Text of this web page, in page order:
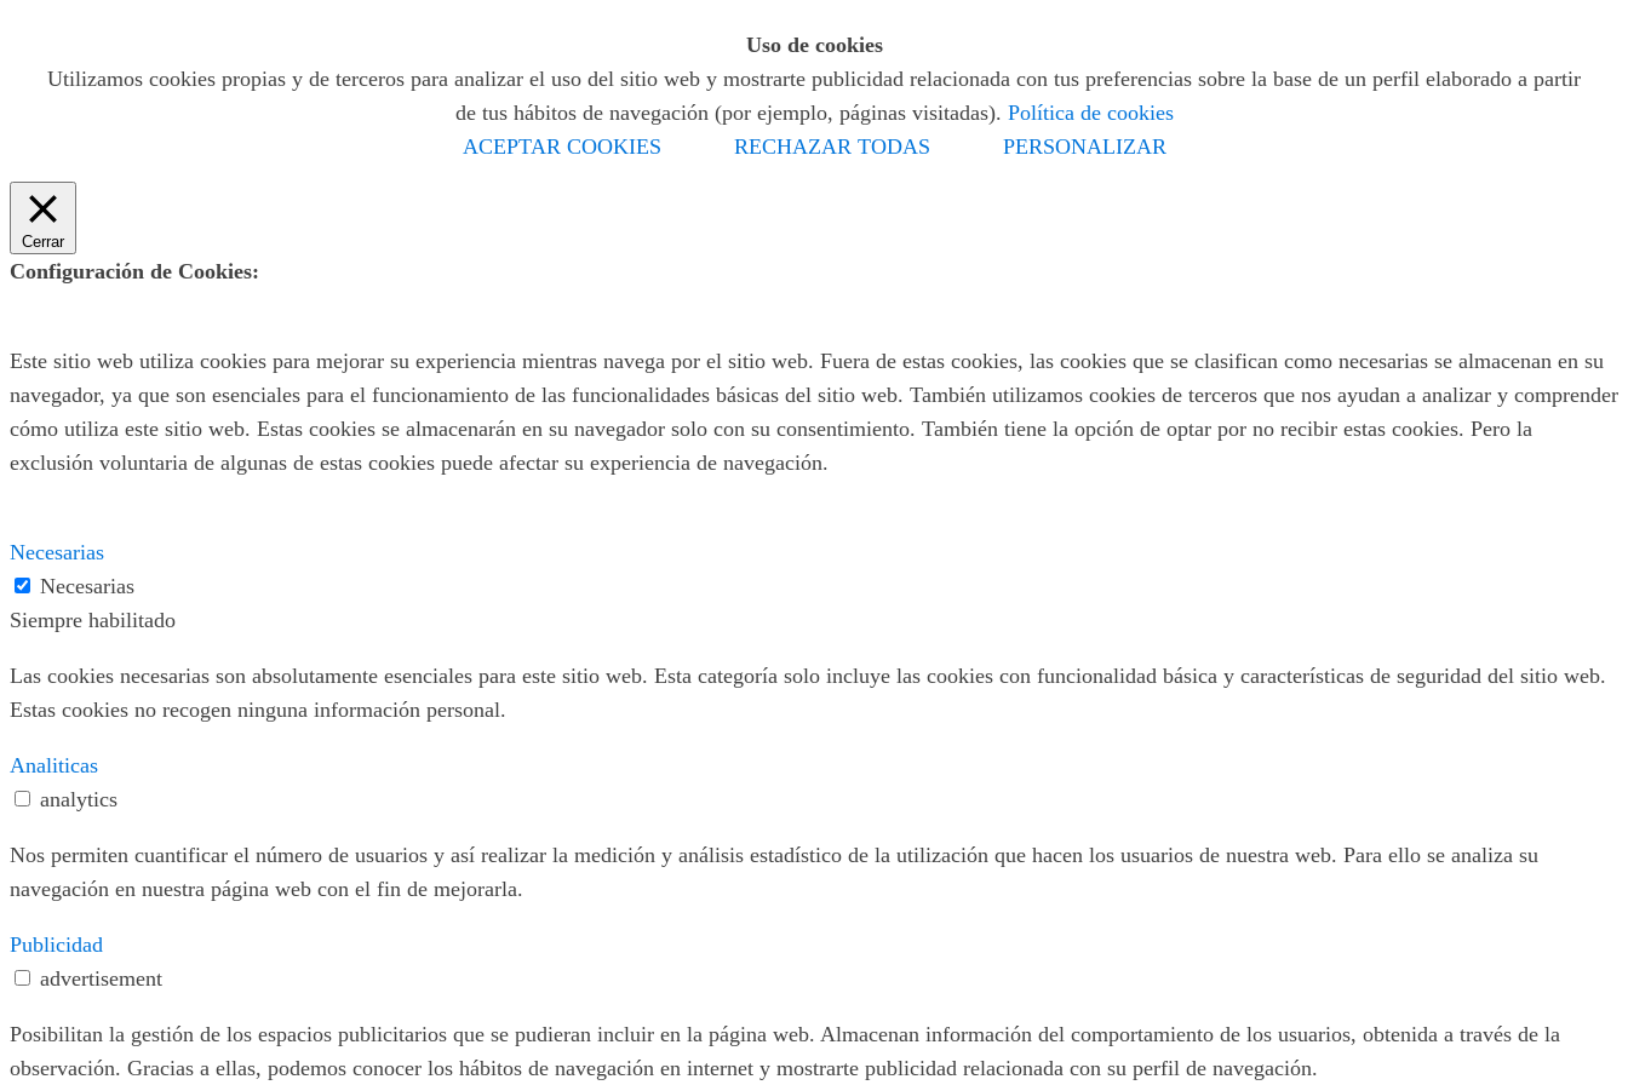
Uso de cookies
Utilizamos cookies propias y de terceros para analizar el uso del sitio web y mostrarte publicidad relacionada con tus preferencias sobre la base de un perfil elaborado a partir
de tus hábitos de navegación (por ejemplo, páginas visitadas). Política de cookies
ACEPTAR COOKIES
RECHAZAR TODAS PERSONALIZAR
Cerrar
Configuración de Cookies:
Este sitio web utiliza cookies para mejorar su experiencia mientras navega por el sitio web. Fuera de estas cookies, las cookies que se clasifican como necesarias se almacenan en su
navegador, ya que son esenciales para el funcionamiento de las funcionalidades básicas del sitio web. También utilizamos cookies de terceros que nos ayudan a analizar y comprender
cómo utiliza este sitio web. Estas cookies se almacenarán en su navegador solo con su consentimiento. También tiene la opción de optar por no recibir estas cookies. Pero la
exclusión voluntaria de algunas de estas cookies puede afectar su experiencia de navegación.
Necesarias
Necesarias
Siempre habilitado
Las cookies necesarias son absolutamente esenciales para este sitio web. Esta categoría solo incluye las cookies con funcionalidad básica y características de seguridad del sitio web.
Estas cookies no recogen ninguna información personal.
Analiticas
analytics
Nos permiten cuantificar el número de usuarios y así realizar la medición y análisis estadístico de la utilización que hacen los usuarios de nuestra web. Para ello se analiza su
navegación en nuestra página web con el fin de mejorarla.
Publicidad
advertisement
Posibilitan la gestión de los espacios publicitarios que se pudieran incluir en la página web. Almacenan información del comportamiento de los usuarios, obtenida a través de la
observación. Gracias a ellas, podemos conocer los hábitos de navegación en internet y mostrarte publicidad relacionada con su perfil de navegación.